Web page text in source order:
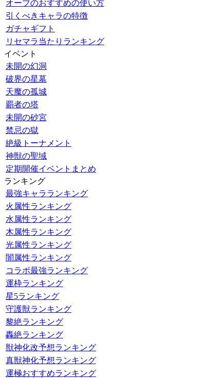
オーブのおすすめの使い方
引くべきキャラの特徴
ガチャギフト
リセマラ当たりランキング
イベント
未開の幻洞
破界の星墓
天魔の孤城
覇者の塔
未開の砂宮
禁忌の獄
絶級トーナメント
神獣の聖域
定期開催イベントまとめ
ランキング
最強キャラランキング
火属性ランキング
水属性ランキング
木属性ランキング
光属性ランキング
闇属性ランキング
コラボ最強ランキング
運枠ランキング
星5ランキング
守護獣ランキング
黎絶ランキング
轟絶ランキング
獣神化改予想ランキング
真獣神化予想ランキング
運極おすすめランキング